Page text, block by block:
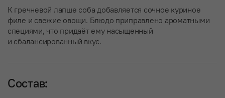
К гречневой лапше соба добавляется сочное куриное
филе и свежие овощи. Блюдо приправлено ароматными
специями, что придаёт ему насыщенный
и сбалансированный вкус.
Состав: